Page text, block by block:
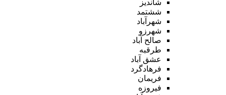
شاندیز
ششتمد
شهرآباد
شهرزو
صالح آباد
طرقبه
عشق آباد
فرهادگرد
فریمان
فیروزه